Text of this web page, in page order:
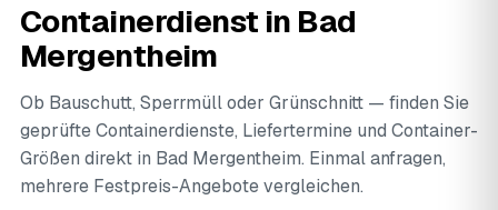
Containerdienst in Bad
Mergentheim
Ob Bauschutt, Sperrmüll oder Grünschnitt — finden Sie
geprüfte Containerdienste, Liefertermine und Container-
Größen direkt in Bad Mergentheim. Einmal anfragen,
mehrere Festpreis-Angebote vergleichen.